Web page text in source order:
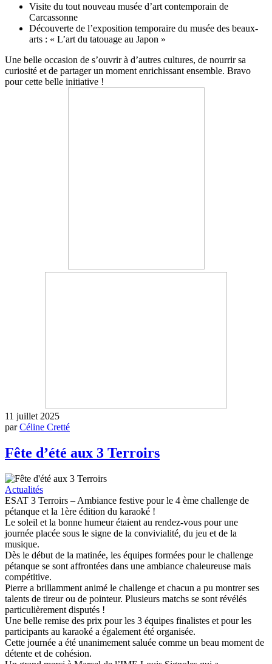
Visite du tout nouveau musée d’art contemporain de
Carcassonne
Découverte de l’exposition temporaire du musée des beaux-
arts : « L’art du tatouage au Japon »
Une belle occasion de s’ouvrir à d’autres cultures, de nourrir sa
curiosité et de partager un moment enrichissant ensemble. Bravo
pour cette belle initiative !
11 juillet 2025
parCéline Cretté
Fête d’été aux 3 Terroirs
Actualités
ESAT 3 Terroirs – Ambiance festive pour le 4 ème challenge de
pétanque et la 1ère édition du karaoké !
Le soleil et la bonne humeur étaient au rendez-vous pour une
journée placée sous le signe de la convivialité, du jeu et de la
musique.
Dès le début de la matinée, les équipes formées pour le challenge
pétanque se sont affrontées dans une ambiance chaleureuse mais
compétitive.
Pierre a brillamment animé le challenge et chacun a pu montrer ses
talents de tireur ou de pointeur. Plusieurs matchs se sont révélés
particulièrement disputés !
Une belle remise des prix pour les 3 équipes finalistes et pour les
participants au karaoké a également été organisée.
Cette journée a été unanimement saluée comme un beau moment de
détente et de cohésion.